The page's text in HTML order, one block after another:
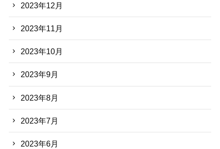
2023年12月
2023年11月
2023年10月
2023年9月
2023年8月
2023年7月
2023年6月